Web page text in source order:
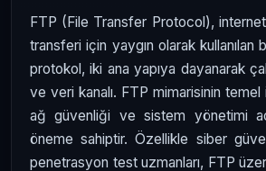
FTP (File Transfer Protocol),
transferi için yaygın olarak kullanılan
protokol, iki ana yapıya dayanarak
ve veri kanalı. FTP mimarisinin temel
ağ güvenliği ve sistem yönetimi
öneme sahiptir. Özellikle siber
penetrasyon test uzmanları, FTP